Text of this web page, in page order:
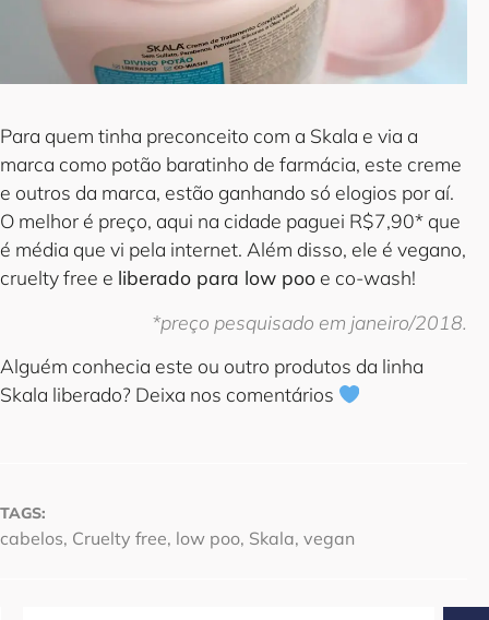
Para quem tinha preconceito com a Skala e via a
marca como potão baratinho de farmácia, este creme
e outros da marca, estão ganhando só elogios por aí.
O melhor é preço, aqui na cidade paguei R$7,90* que
é média que vi pela internet. Além disso, ele é vegano,
cruelty free e liberado para low poo e co-wash!
*preço pesquisado em janeiro/2018.
Alguém conhecia este ou outro produtos da linha
Skala liberado? Deixa nos comentários
TAGS:
cabelos, Cruelty free, low poo, Skala, vegan